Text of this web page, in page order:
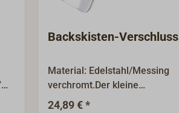
Backskisten-Verschluss
Material: Edelstahl/Messing
verchromt.Der kleine
federbelastete Verschluss wird
24,89 € *